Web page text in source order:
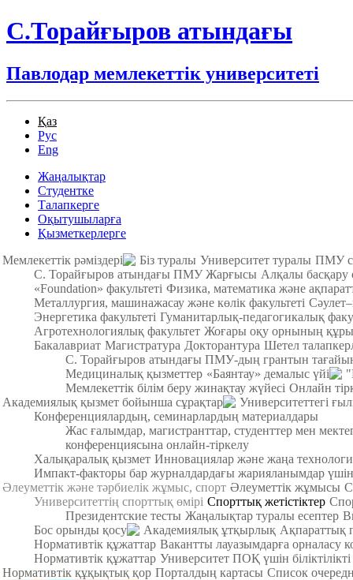
С.Торайғыров атындағы
Павлодар мемлекеттік университеті
Қаз
Рус
Eng
Жаңалықтар
Студентке
Талапкерге
Оқытушыларға
Қызметкерлерге
Мемлекеттік рәміздері
Біз туралы Университет туралы ПМУ
С. Торайғыров атындағы ПМУ Жарғысы Алқалы басқару
«Foundation» факультеті Физика, математика және
Металлургия, машинажасау және көлік факультеті
Энергетика факультеті Гуманитарлық-педагогикалық
Агротехнологиялық факультет Жоғары оқу орнының
Бакалавриат Магистратура Докторантура Шетел
С. Торайғыров атындағы ПМУ-дың грантын
Медициналық қызметтер «Баянтау» демалыс үйі
Мемлекеттік білім беру жинақтау жүйесі Онлайн
Академиялық қызмет бойынша сұрақтар
Университеттегі
Конференциялардың, семинарлардың материалдары
Жас ғалымдар, магистранттар, студенттер мен
конференциясына онлайн-тіркелу
Халықаралық қызмет Инновациялар және жаңа
Импакт-факторы бар журналдардағы жарияланымдар үшін
Әлеуметтік және тәрбиелік жұмыс, спорт Әлеуметтік жұмысы
Университеттің спорттық өмірі Спорттық жетістіктер
Президентские тесты Жаңалықтар туралы есептер
Бос орынды қосу
Академиялық ұтқырлық Ақпараттық
Нормативтік құжаттар Вакантты лауазымдарға орналасу
Нормативтік құжаттар Университет ПОҚ үшін
Нормативтік құқықтық қор Порталдың картасы Список